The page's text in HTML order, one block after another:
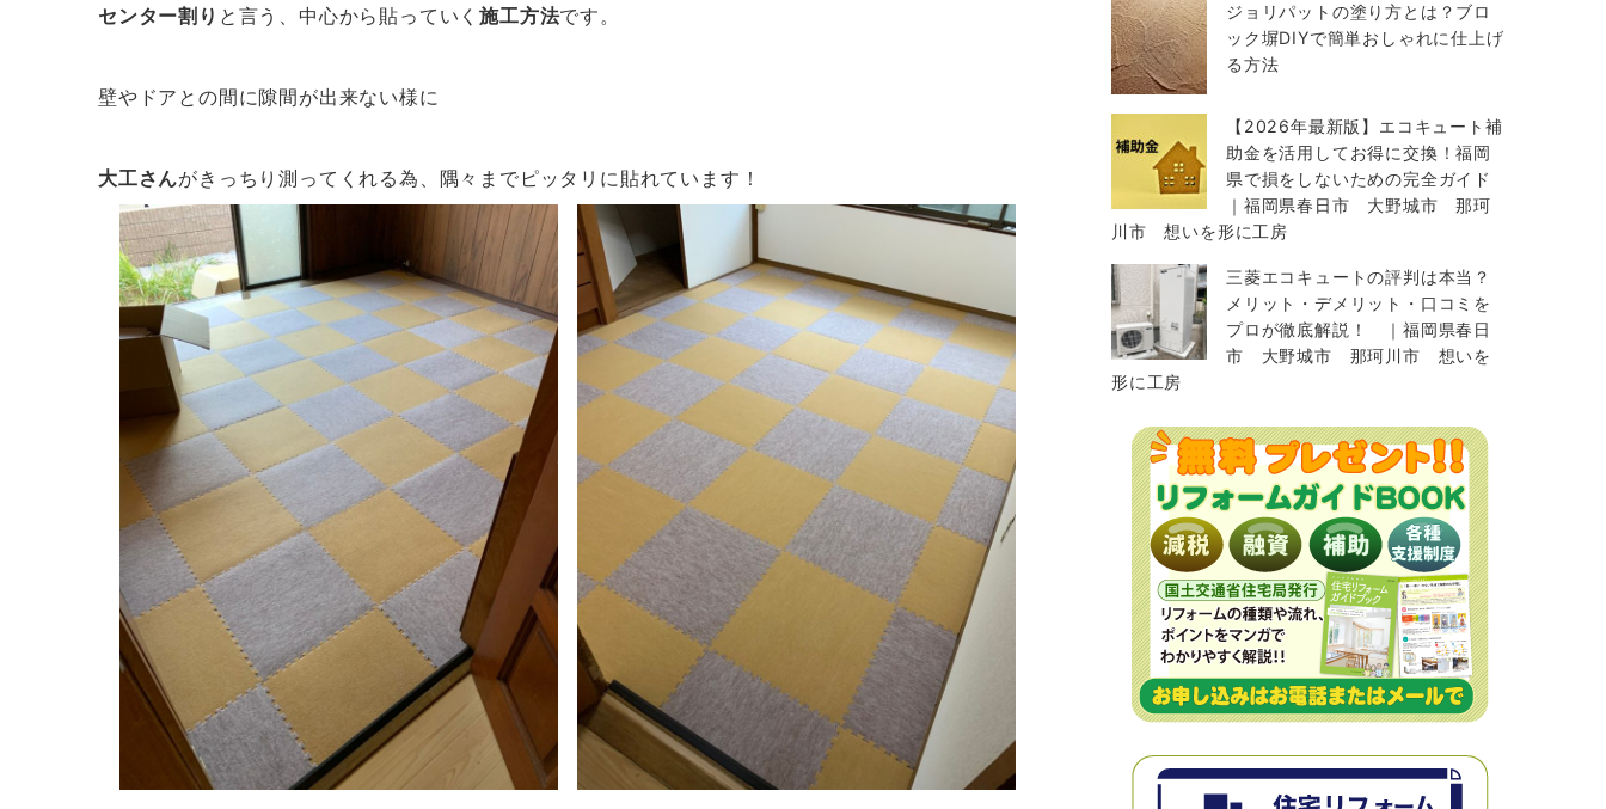
センター割り と言う、中心から貼っていく施工方法です。
壁やドアとの間に隙間が出来ない様に
大工さんがきっちり測ってくれる為、隅々までピッタリに貼れています！
ジョリパットの塗り方とは？ブロ
ック塀DIYで簡単おしゃれに仕上げ
る方法
【2026年最新版】エコキュート補
助金を活用してお得に交換！福岡
県で損をしないための完全ガイド
｜福岡県春日市 大野城市 那珂
川市 想いを形に工房
三菱エコキュートの評判は本当？
メリット・デメリット・口コミを
プロが徹底解説！ ｜福岡県春日
市 大野城市 那珂川市 想いを
形に工房